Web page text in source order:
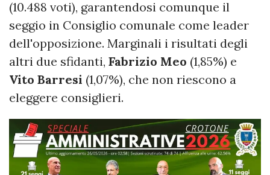
(10.488 voti), garantendosi comunque il
seggio in Consiglio comunale come leader
dell'opposizione. Marginali i risultati degli
altri due sfidanti, Fabrizio Meo (1,85%) e
Vito Barresi (1,07%), che non riescono a
eleggere consiglieri.